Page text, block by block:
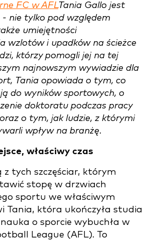
FC w AFLTania Gallo jest
nie tylko pod względem
umiejętności
wzlotów i upadków na ścieżce
którzy pomogli jej na tej
najnowszym wywiadzie dla
Tania opowiada o tym, co
do wyników sportowych, o
doktoratu podczas pracy
o tym, jak ludzie, z którymi
wpływ na branżę.
właściwy czas
z tych szczęściar, którym
stopę w drzwiach
sportu we właściwym
Tania, która ukończyła studia
o sporcie wybuchła w
League (AFL). To